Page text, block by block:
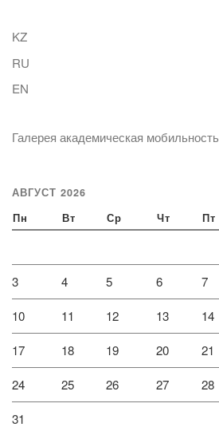
KZ
RU
EN
Галерея академическая мобильность
АВГУСТ 2026
Пн Вт Ср Чт Пт
3 4 5 6 7
10 11 12 13 14
17 18 19 20 21
24 25 26 27 28
31